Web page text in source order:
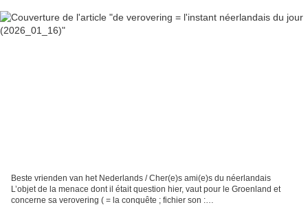
Beste vrienden van het Nederlands / Cher(e)s ami(e)s du néerlandais
L’objet de la menace dont il était question hier, vaut pour le Groenland et
concerne sa verovering ( = la conquête ; fichier son :